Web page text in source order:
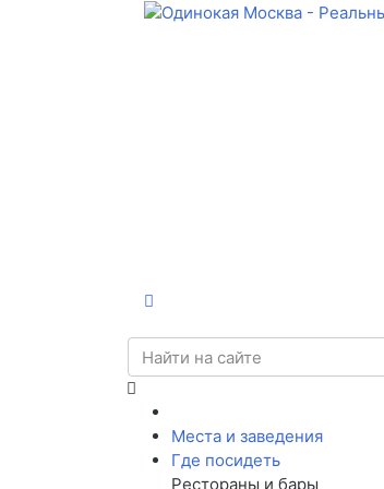
Места и заведения
Где посидеть
Рестораны и бары